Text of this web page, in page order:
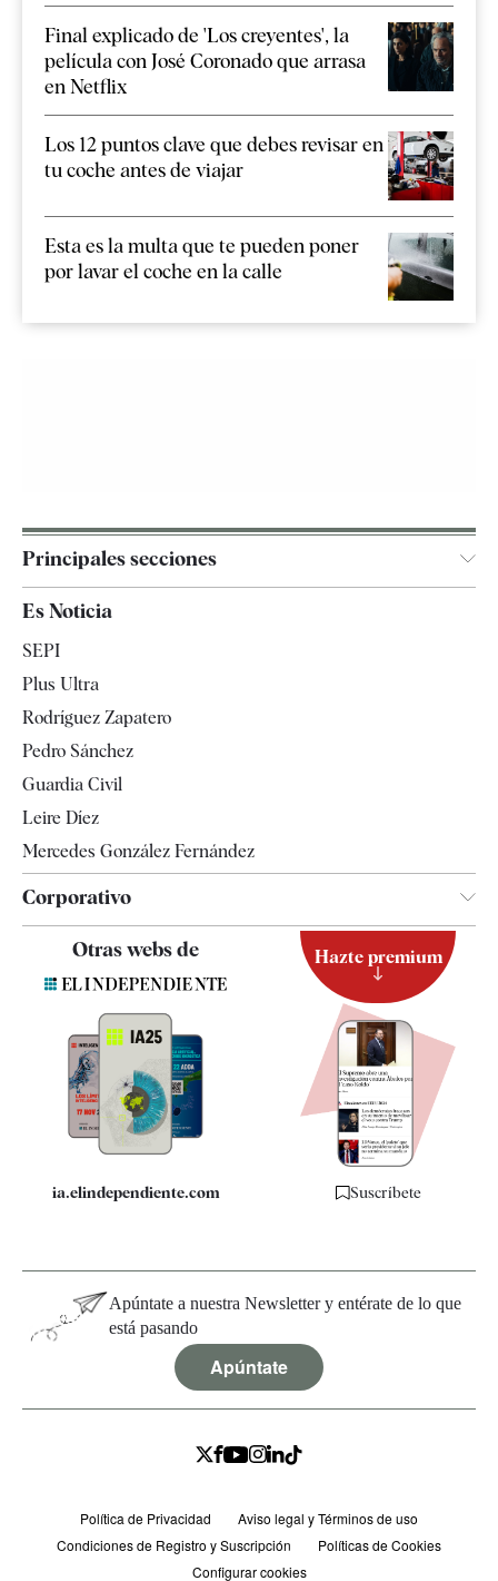
Final explicado de 'Los creyentes', la
película con José Coronado que arrasa
en Netflix
Los 12 puntos clave que debes revisar en
tu coche antes de viajar
Esta es la multa que te pueden poner
por lavar el coche en la calle
Principales secciones
España
Televisión
Es Noticia
SEPI
Plus Ultra
Rodríguez Zapatero
Pedro Sánchez
Guardia Civil
Leire Díez
Mercedes González Fernández
Corporativo
Contacto
Quiénes somos
Especificaciones
Otras webs de
ia.elindependiente.com
Hazte premium
Suscríbete
Apúntate a nuestra Newsletter y entérate de lo que
está pasando
Apúntate
Política de Privacidad
Aviso legal y Términos de uso
Condiciones de Registro y Suscripción
Políticas de Cookies
Configurar cookies